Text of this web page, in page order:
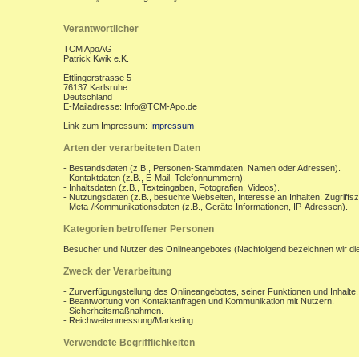
Verantwortlicher
TCM ApoAG
Patrick Kwik e.K.
Ettlingerstrasse 5
76137 Karlsruhe
Deutschland
E-Mailadresse: Info@TCM-Apo.de
Link zum Impressum: Impressum
Arten der verarbeiteten Daten
- Bestandsdaten (z.B., Personen-Stammdaten, Namen oder Adressen).
- Kontaktdaten (z.B., E-Mail, Telefonnummern).
- Inhaltsdaten (z.B., Texteingaben, Fotografien, Videos).
- Nutzungsdaten (z.B., besuchte Webseiten, Interesse an Inhalten,
- Meta-/Kommunikationsdaten (z.B., Geräte-Informationen, IP-Adressen).
Kategorien betroffener Personen
Besucher und Nutzer des Onlineangebotes (Nachfolgend bezeichnen wir
Zweck der Verarbeitung
- Zurverfügungstellung des Onlineangebotes, seiner Funktionen und Inhalte.
- Beantwortung von Kontaktanfragen und Kommunikation mit Nutzern.
- Sicherheitsmaßnahmen.
- Reichweitenmessung/Marketing
Verwendete Begrifflichkeiten